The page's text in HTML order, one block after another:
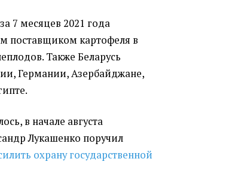
7 месяцев 2021 года
поставщиком картофеля в
Также Беларусь
Германии, Азербайджане,
в начале августа
Лукашенко поручил
охрану государственной